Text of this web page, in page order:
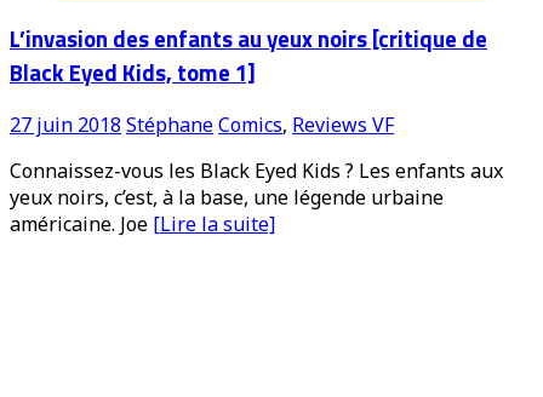
L’invasion des enfants au yeux noirs [critique de
Black Eyed Kids, tome 1]
27 juin 2018 StéphaneComics, Reviews VF
Connaissez-vous les Black Eyed Kids ? Les enfants aux
yeux noirs, c’est, à la base, une légende urbaine
américaine. Joe [Lire la suite]